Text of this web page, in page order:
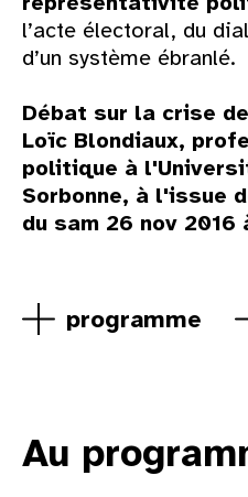
l’acte électoral, du
d’un système ébranlé.
Débat sur la crise
Loïc Blondiaux,
politique à
Sorbonne, à l'issue
du sam 26 nov 2016
programme
Au